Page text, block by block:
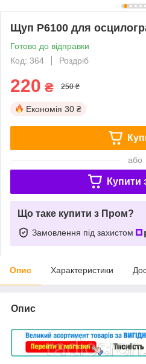
Щуп P6100 для
Готово до відправки
Код: 364
Роздріб
220 ₴ 250 ₴
Економія 30 ₴
або
Купити
Що таке купити з Пром?
Замовлення під захистом
Опис Характеристики
Опис